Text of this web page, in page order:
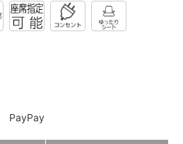
PayPay